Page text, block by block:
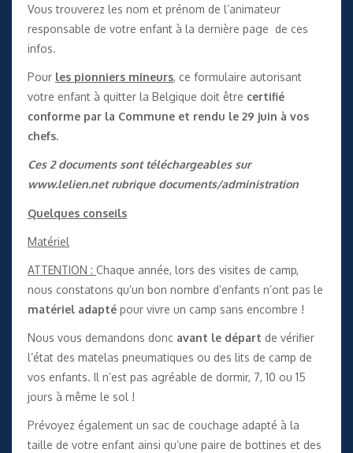
Vous trouverez les nom et prénom de l’animateur
responsable de votre enfant à la dernière page de ces
infos.
Pour les pionniers mineurs, ce formulaire autorisant
votre enfant à quitter la Belgique doit être certifié
conforme par la Commune et rendu le 29 juin à vos
chefs.
Ces 2 documents sont téléchargeables sur
www.lelien.netrubrique documents/administration
Quelques conseils
Matériel
ATTENTION : Chaque année, lors des visites de camp,
nous constatons qu’un bon nombre d’enfants n’ont pas le
matériel adapté pour vivre un camp sans encombre !
Nous vous demandons donc avant le départ de vérifier
l’état des matelas pneumatiques ou des lits de camp de
vos enfants. Il n’est pas agréable de dormir, 7, 10 ou 15
jours à même le sol !
Prévoyez également un sac de couchage adapté à la
taille de votre enfant ainsi qu’une paire de bottines et des